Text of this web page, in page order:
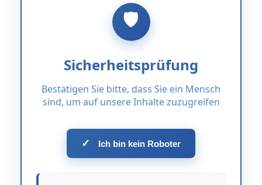
Sicherheitsprüfung
Bestätigen Sie bitte, dass Sie ein Mensch
sind, um auf unsere Inhalte zuzugreifen
✓ Ich bin kein Roboter